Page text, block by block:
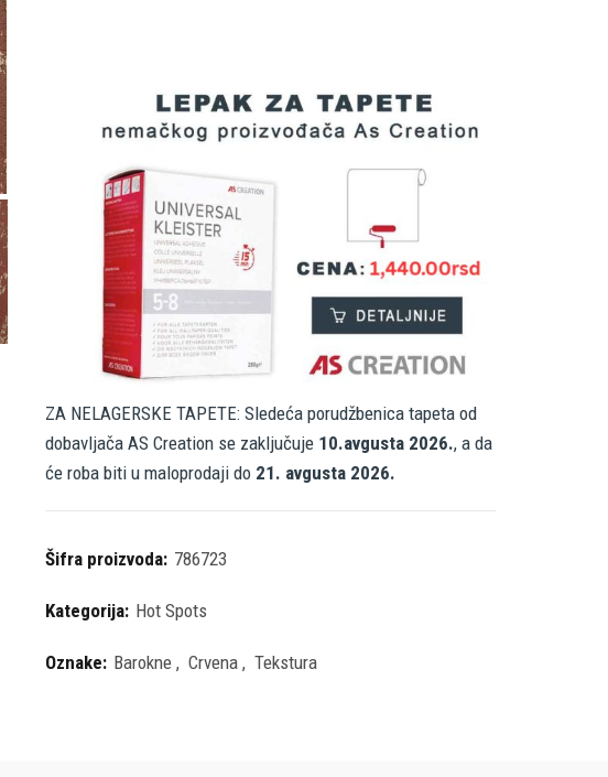
ZA NELAGERSKE TAPETE: Sledeća porudžbenica tapeta od
dobavljača AS Creation se zaključuje 10.avgusta 2026., a da
će roba biti u maloprodaji do 21. avgusta 2026.
Šifra proizvoda: 786723
Kategorija: Hot Spots
Oznake: Barokne , Crvena , Tekstura